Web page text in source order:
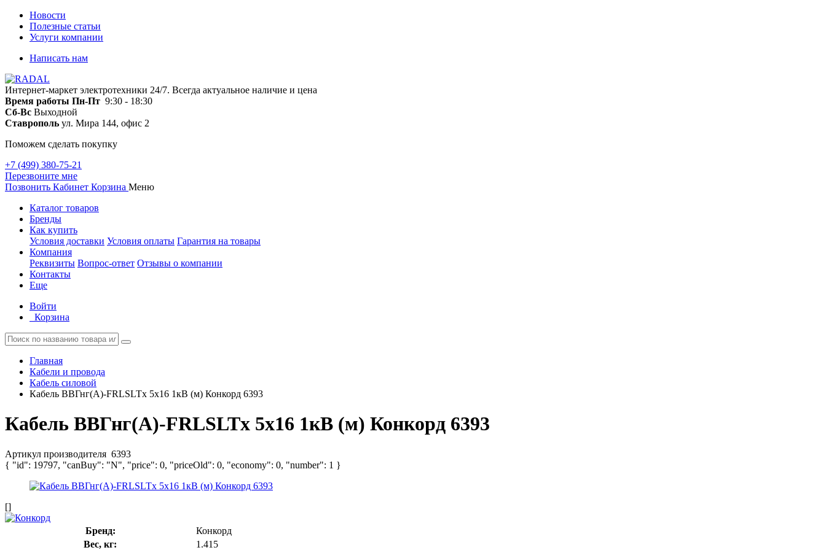
Новости
Полезные статьи
Услуги компании
Написать нам
Интернет-маркет электротехники 24/7. Всегда актуальное наличие и цена
Время работы Пн-Пт 9:30 - 18:30
Сб-Вс Выходной
Ставрополь ул. Мира 144, офис 2
Поможем сделать покупку
+7 (499) 380-75-21
Перезвоните мне
Позвонить Кабинет Корзина Меню
Каталог товаров
Бренды
Как купить
Условия доставки Условия оплаты Гарантия на товары
Компания
Реквизиты Вопрос-ответ Отзывы о компании
Контакты
Еще
Войти
Корзина
Главная
Кабели и провода
Кабель силовой
Кабель ВВГнг(А)-FRLSLTx 5х16 1кВ (м) Конкорд 6393
Кабель ВВГнг(А)-FRLSLTx 5х16 1кВ (м) Конкорд 6393
Артикул производителя 6393
{ "id": 19797, "canBuy": "N", "price": 0, "priceOld": 0, "economy": 0, "number": 1 }
[]
Бренд:
Конкорд
Вес, кг:
1.415